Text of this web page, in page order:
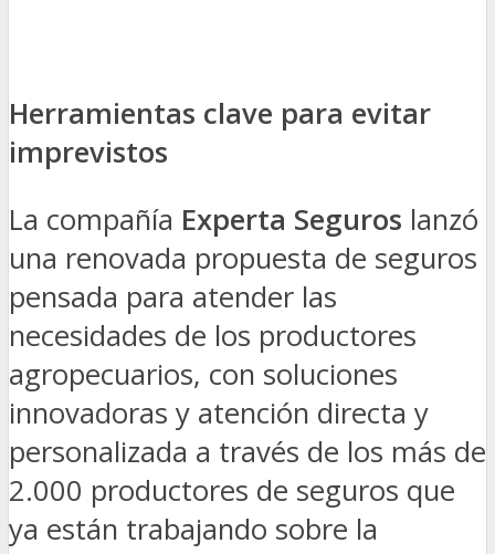
Herramientas clave para evitar
imprevistos
La compañía Experta Seguros lanzó
una renovada propuesta de seguros
pensada para atender las
necesidades de los productores
agropecuarios, con soluciones
innovadoras y atención directa y
personalizada a través de los más de
2.000 productores de seguros que
ya están trabajando sobre la